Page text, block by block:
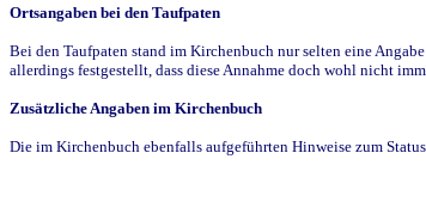
Ortsangaben bei den Taufpaten
Bei den Taufpaten stand im Kirchenbuch nur selten eine
allerdings festgestellt, dass diese Annahme doch wohl nicht
Zusätzliche Angaben im Kirchenbuch
Die im Kirchenbuch ebenfalls aufgeführten Hinweise zum